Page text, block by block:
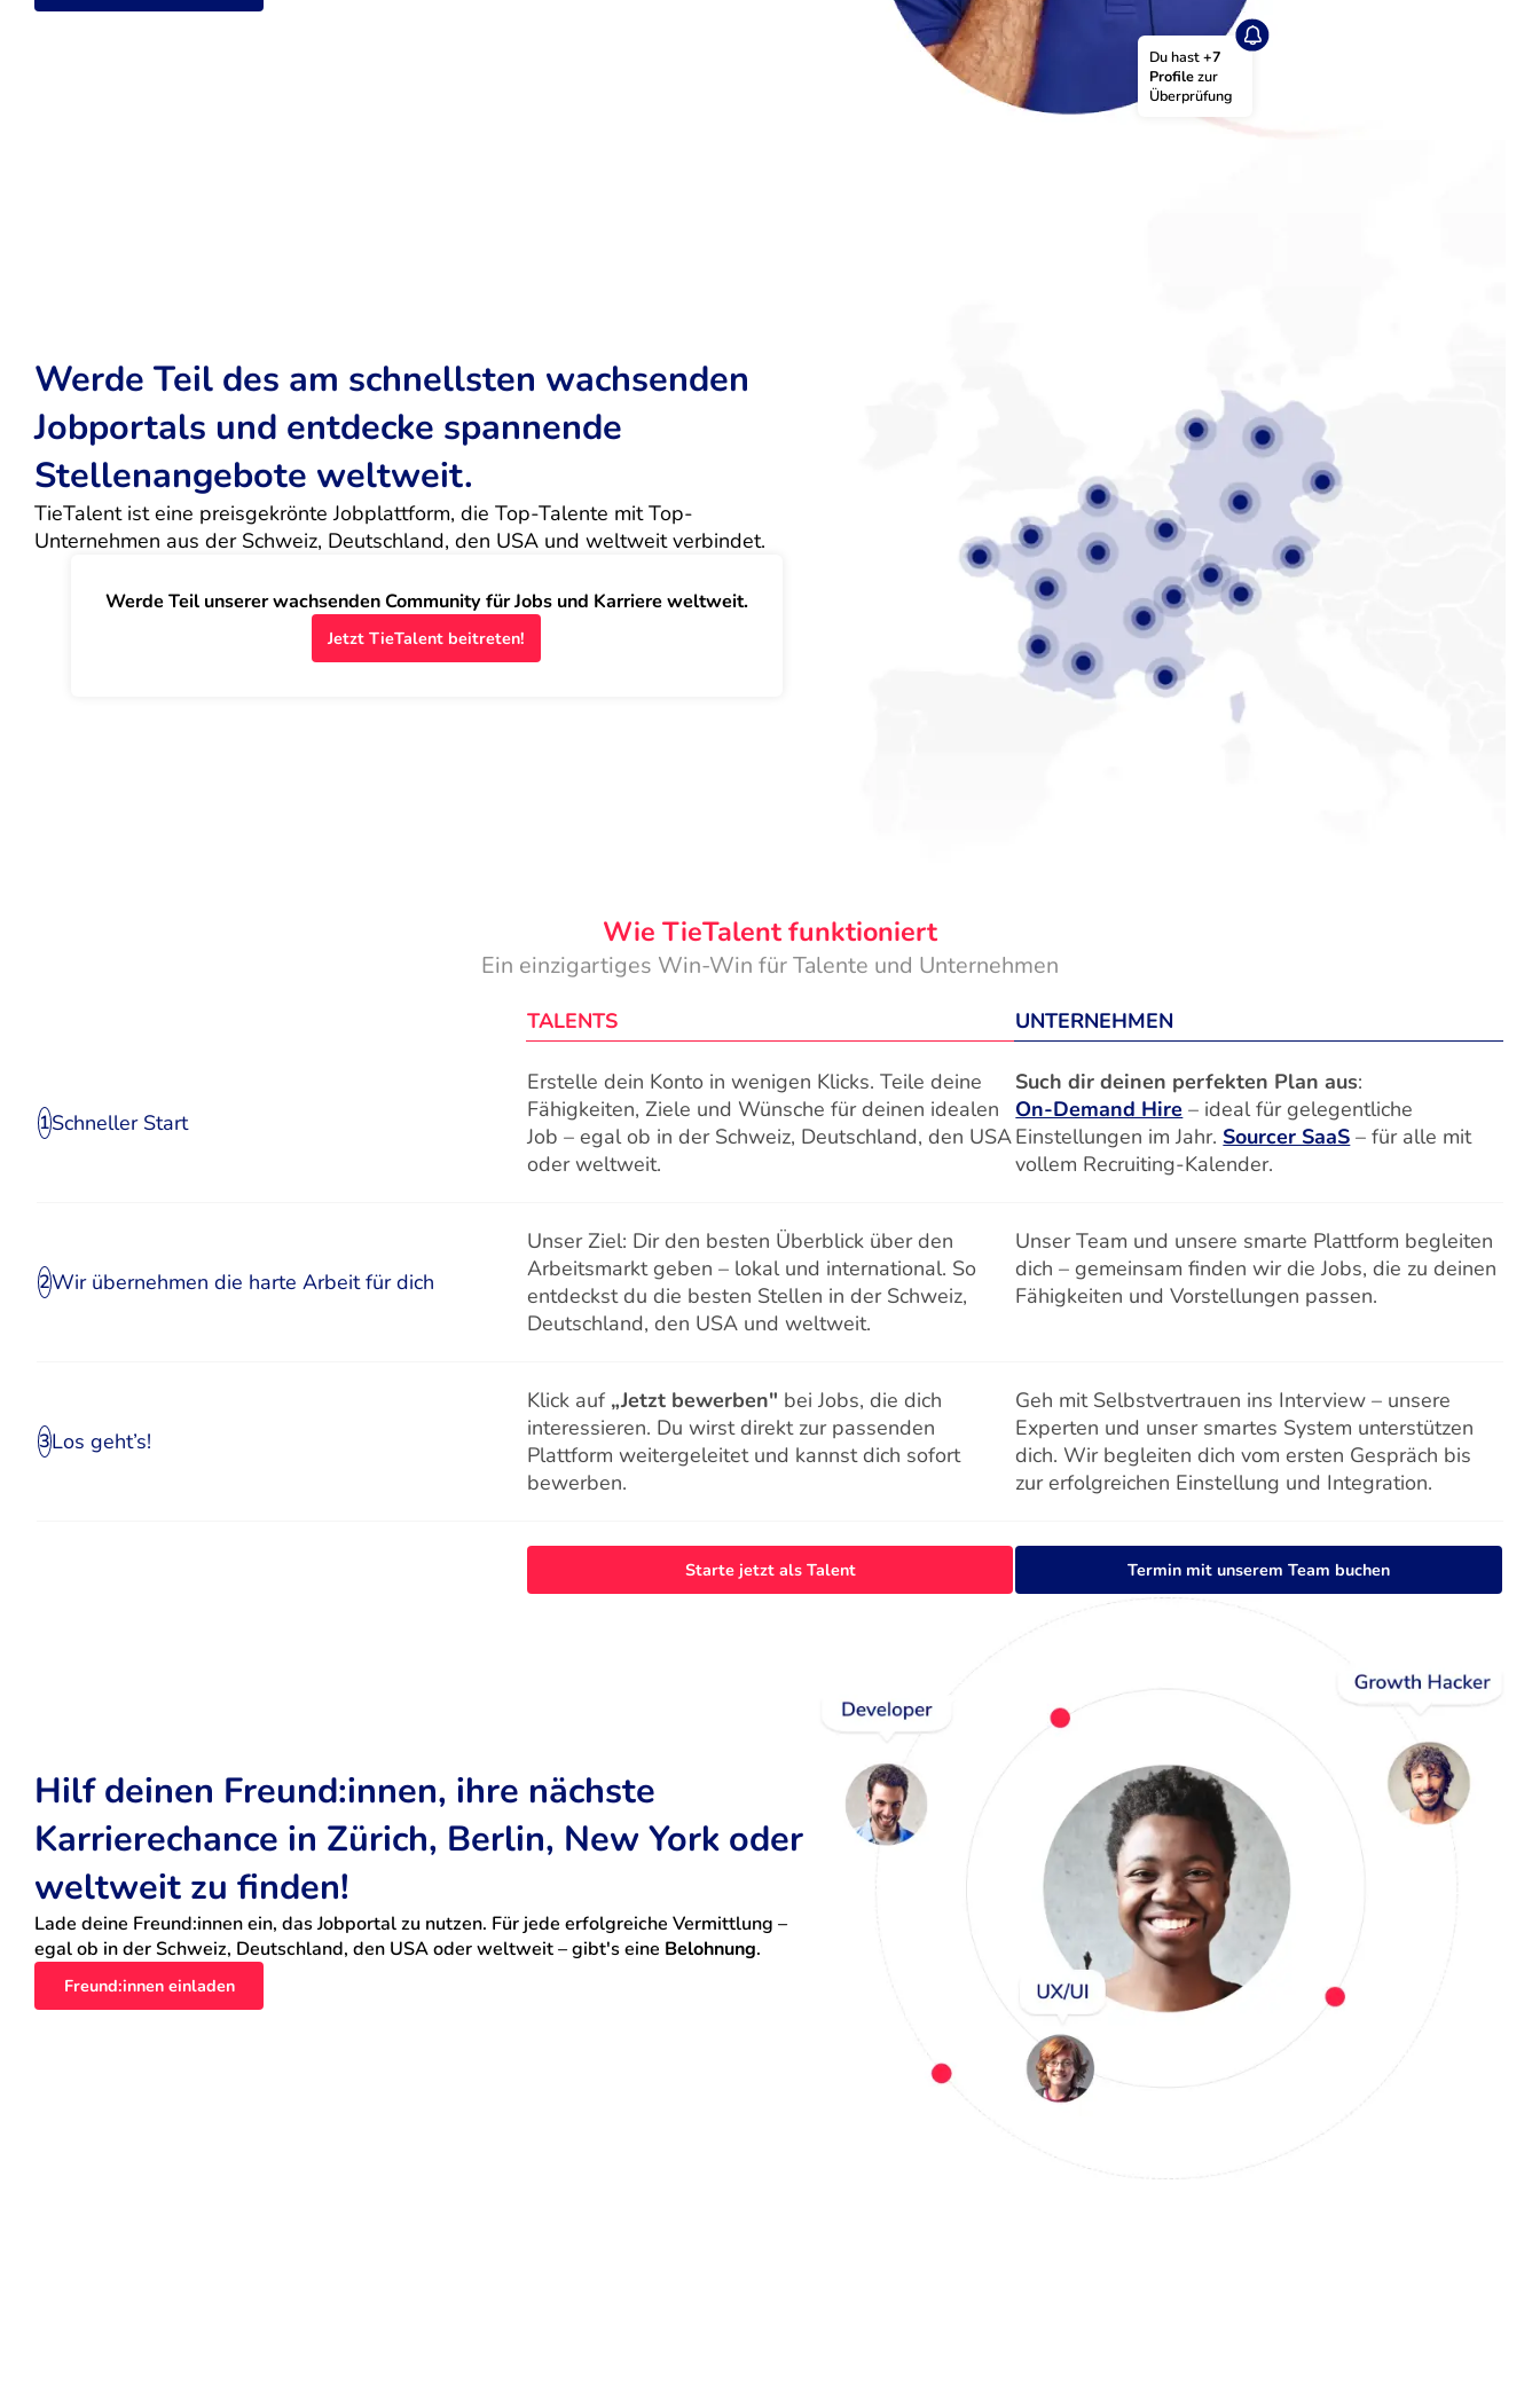
Du hast +7
Profile zur
Überprüfung
Werde Teil des am schnellsten wachsenden
Jobportals und entdecke spannende
Stellenangebote weltweit.
TieTalent ist eine preisgekrönte Jobplattform, die Top-Talente mit Top-
Unternehmen aus der Schweiz, Deutschland, den USA und weltweit verbindet.
Werde Teil unserer wachsenden Community für Jobs und Karriere weltweit.
Jetzt TieTalent beitreten!
Wie TieTalent funktioniert
Ein einzigartiges Win-Win für Talente und Unternehmen
TALENTS UNTERNEHMEN
1Schneller Start
Erstelle dein Konto in wenigen Klicks. Teile deine
Fähigkeiten, Ziele und Wünsche für deinen idealen
Job – egal ob in der Schweiz, Deutschland, den USA
oder weltweit.
Such dir deinen perfekten Plan aus:
On-Demand Hire – ideal für gelegentliche
Einstellungen im Jahr. Sourcer SaaS – für alle mit
vollem Recruiting-Kalender.
2Wir übernehmen die harte Arbeit für dich
Unser Ziel: Dir den besten Überblick über den
Arbeitsmarkt geben – lokal und international. So
entdeckst du die besten Stellen in der Schweiz,
Deutschland, den USA und weltweit.
Unser Team und unsere smarte Plattform begleiten
dich – gemeinsam finden wir die Jobs, die zu deinen
Fähigkeiten und Vorstellungen passen.
3Los geht’s!
Klick auf „Jetzt bewerben" bei Jobs, die dich
interessieren. Du wirst direkt zur passenden
Plattform weitergeleitet und kannst dich sofort
bewerben.
Geh mit Selbstvertrauen ins Interview – unsere
Experten und unser smartes System unterstützen
dich. Wir begleiten dich vom ersten Gespräch bis
zur erfolgreichen Einstellung und Integration.
Starte jetzt als Talent Termin mit unserem Team buchen
Hilf deinen Freund:innen, ihre nächste
Karrierechance in Zürich, Berlin, New York oder
weltweit zu finden!
Lade deine Freund:innen ein, das Jobportal zu nutzen. Für jede erfolgreiche Vermittlung –
egal ob in der Schweiz, Deutschland, den USA oder weltweit – gibt's eine Belohnung.
Freund:innen einladen